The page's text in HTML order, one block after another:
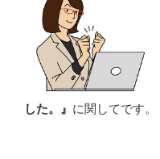
した。』 に関してです。